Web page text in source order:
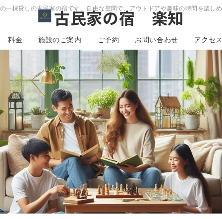
一棟貸しの古民家の宿です。自由な空間で、アウトドアや趣味の時間を楽し
古民家の宿 楽知
料金 施設のご案内 ご予約 お問い合わせ アクセ